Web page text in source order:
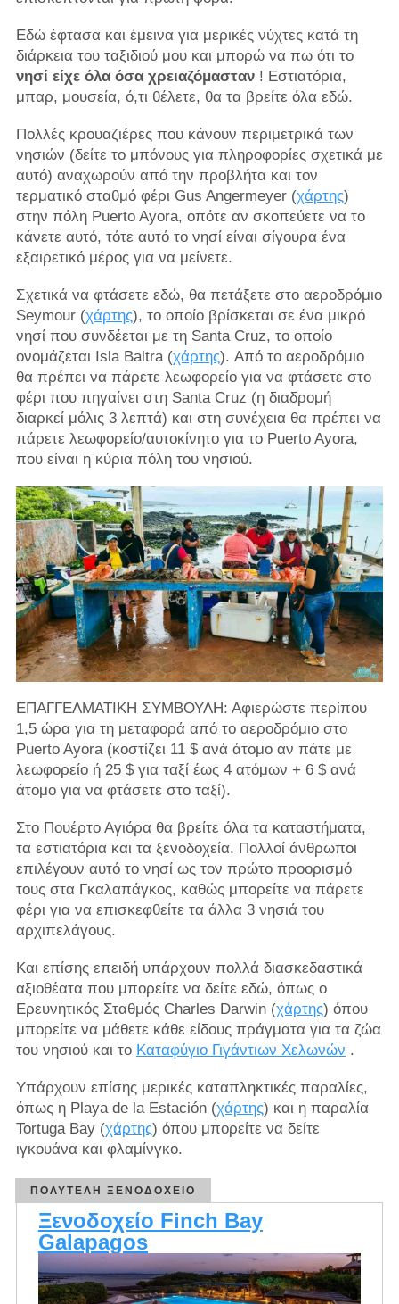
Εδώ έφτασα και έμεινα για μερικές νύχτες κατά τη
διάρκεια του ταξιδιού μου και μπορώ να πω ότι το
νησί είχε όλα όσα χρειαζόμασταν! Εστιατόρια,
μπαρ, μουσεία, ό,τι θέλετε, θα τα βρείτε όλα εδώ.
Πολλές κρουαζιέρες που κάνουν περιμετρικά των
νησιών (δείτε το μπόνους για πληροφορίες σχετικά με
αυτό) αναχωρούν από την προβλήτα και τον
τερματικό σταθμό φέρι Gus Angermeyer (χάρτης)
στην πόλη Puerto Ayora, οπότε αν σκοπεύετε να το
κάνετε αυτό, τότε αυτό το νησί είναι σίγουρα ένα
εξαιρετικό μέρος για να μείνετε.
Σχετικά να φτάσετε εδώ, θα πετάξετε στο αεροδρόμιο
Seymour (χάρτης), το οποίο βρίσκεται σε ένα μικρό
νησί που συνδέεται με τη Santa Cruz, το οποίο
ονομάζεται Isla Baltra (χάρτης). Από το αεροδρόμιο
θα πρέπει να πάρετε λεωφορείο για να φτάσετε στο
φέρι που πηγαίνει στη Santa Cruz (η διαδρομή
διαρκεί μόλις 3 λεπτά) και στη συνέχεια θα πρέπει να
πάρετε λεωφορείο/αυτοκίνητο για το Puerto Ayora,
που είναι η κύρια πόλη του νησιού.
ΕΠΑΓΓΕΛΜΑΤΙΚΗ ΣΥΜΒΟΥΛΗ: Αφιερώστε περίπου
1,5 ώρα για τη μεταφορά από το αεροδρόμιο στο
Puerto Ayora (κοστίζει 11 $ ανά άτομο αν πάτε με
λεωφορείο ή 25 $ για ταξί έως 4 ατόμων + 6 $ ανά
άτομο για να φτάσετε στο ταξί).
Στο Πουέρτο Αγιόρα θα βρείτε όλα τα καταστήματα,
τα εστιατόρια και τα ξενοδοχεία. Πολλοί άνθρωποι
επιλέγουν αυτό το νησί ως τον πρώτο προορισμό
τους στα Γκαλαπάγκος, καθώς μπορείτε να πάρετε
φέρι για να επισκεφθείτε τα άλλα 3 νησιά του
αρχιπελάγους.
Και επίσης επειδή υπάρχουν πολλά διασκεδαστικά
αξιοθέατα που μπορείτε να δείτε εδώ, όπως ο
Ερευνητικός Σταθμός Charles Darwin (χάρτης) όπου
μπορείτε να μάθετε κάθε είδους πράγματα για τα ζώα
του νησιού και το Καταφύγιο Γιγάντιων Χελωνών .
Υπάρχουν επίσης μερικές καταπληκτικές παραλίες,
όπως η Playa de la Estación (χάρτης) και η παραλία
Tortuga Bay (χάρτης) όπου μπορείτε να δείτε
ιγκουάνα και φλαμίνγκο.
ΠΟΛΥΤΕΛΉ ΞΕΝΟΔΟΧΕΊΟ
Ξενοδοχείο Finch Bay
Galapagos